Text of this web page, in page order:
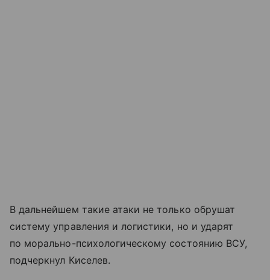
В дальнейшем такие атаки не только обрушат
систему управления и логистики, но и ударят
по морально-психологическому состоянию ВСУ,
подчеркнул Киселев.